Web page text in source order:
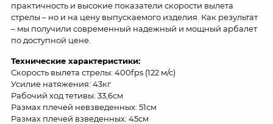
практичность и высокие показатели скорости вылета
стрелы – но и на цену выпускаемого изделия. Как результат
– мы получили современный надежный и мощный арбалет
по доступной цене.
Технические характеристики:
Скорость вылета стрелы: 400fps (122 м/с)
Усилие натяжения: 43кг
Рабочий ход тетивы: 33,6см
Размах плечей невзведенных: 51см
Размах плечей взведенных: 45см